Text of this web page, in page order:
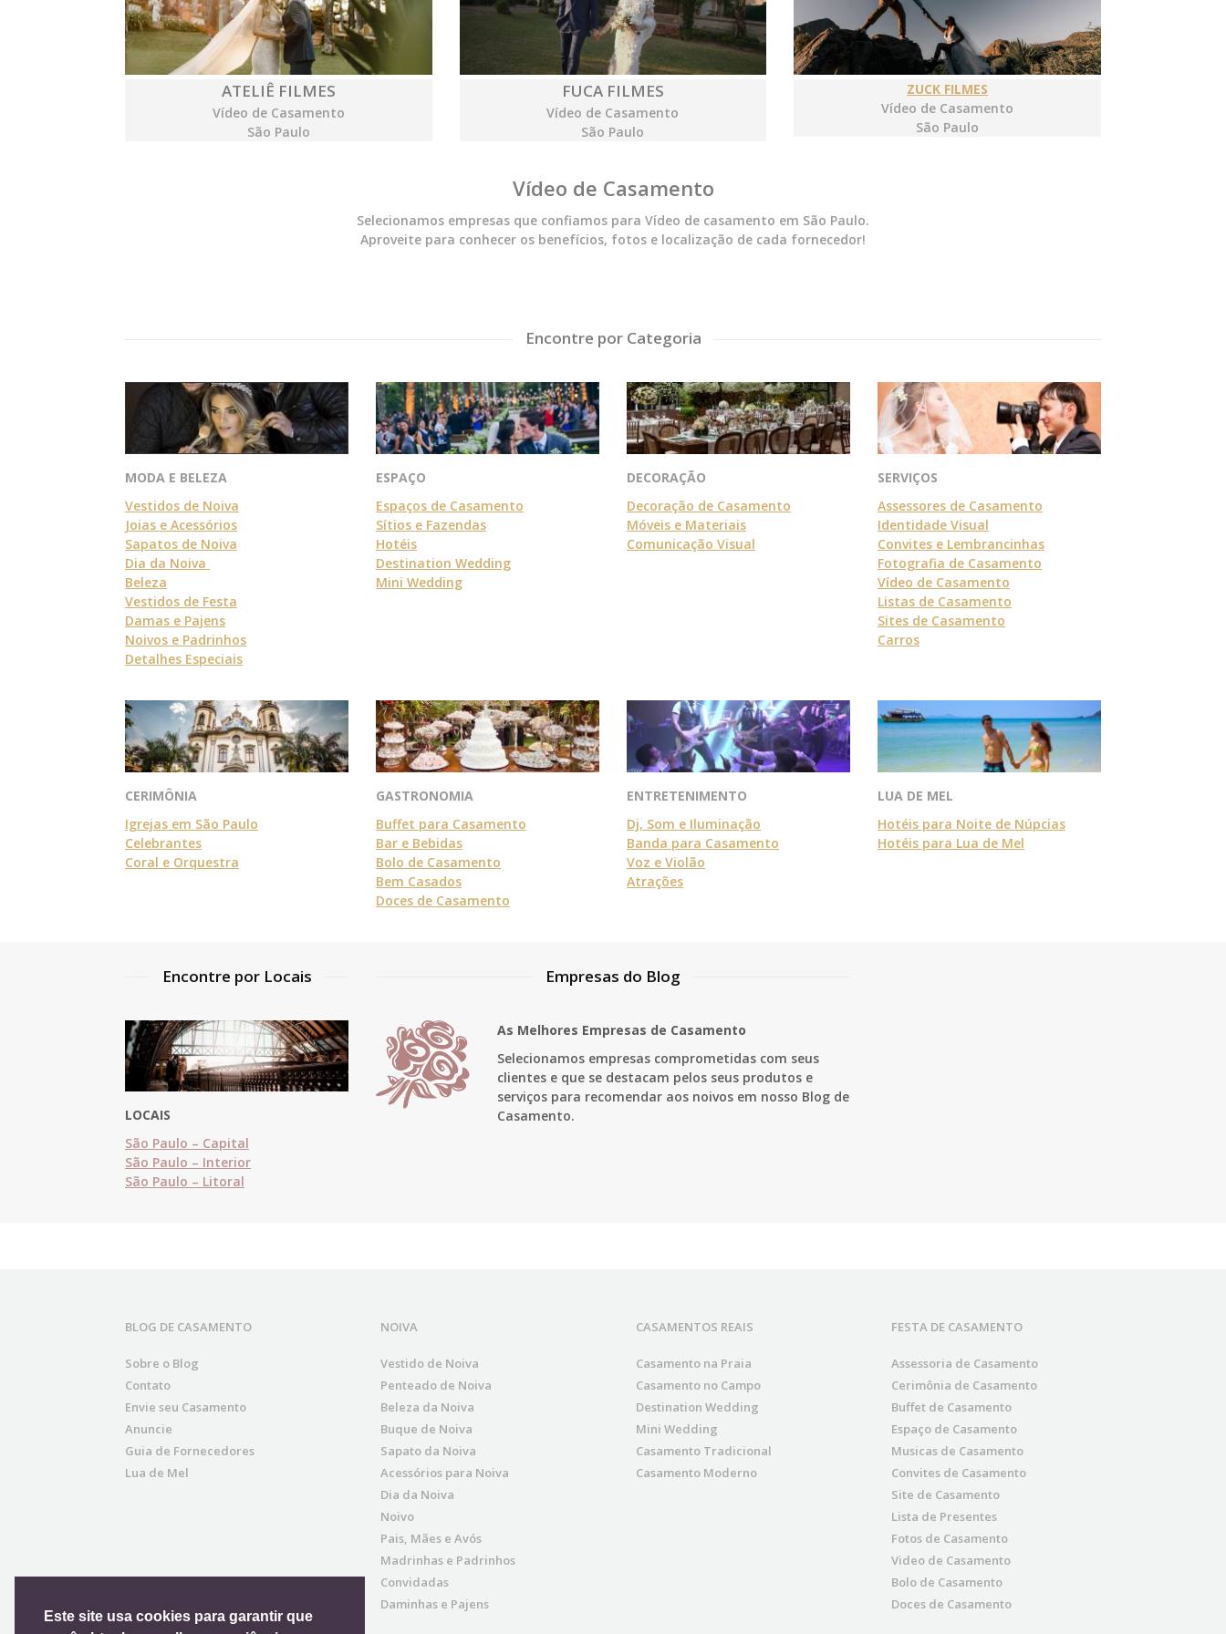
ATELIÊ FILMES
Vídeo de Casamento
São Paulo
FUCA FILMES
Vídeo de Casamento
São Paulo
ZUCK FILMES
Vídeo de Casamento
São Paulo
Vídeo de Casamento
Selecionamos empresas que confiamos para Vídeo de casamento em São Paulo.
Aproveite para conhecer os benefícios, fotos e localização de cada fornecedor!
Encontre por Categoria
MODA E BELEZA
Vestidos de Noiva
Joias e Acessórios
Sapatos de Noiva
Dia da Noiva
Beleza
Vestidos de Festa
Damas e Pajens
Noivos e Padrinhos
Detalhes Especiais
ESPAÇO
Espaços de Casamento
Sítios e Fazendas
Hotéis
Destination Wedding
Mini Wedding
DECORAÇÃO
Decoração de Casamento
Móveis e Materiais
Comunicação Visual
SERVIÇOS
Assessores de Casamento
Identidade Visual
Convites e Lembrancinhas
Fotografia de Casamento
Vídeo de Casamento
Listas de Casamento
Sites de Casamento
Carros
CERIMÔNIA
Igrejas em São Paulo
Celebrantes
Coral e Orquestra
GASTRONOMIA
Buffet para Casamento
Bar e Bebidas
Bolo de Casamento
Bem Casados
Doces de Casamento
ENTRETENIMENTO
Dj, Som e Iluminação
Banda para Casamento
Voz e Violão
Atrações
LUA DE MEL
Hotéis para Noite de Núpcias
Hotéis para Lua de Mel
Encontre por Locais
LOCAIS
São Paulo – Capital
São Paulo – Interior
São Paulo – Litoral
Empresas do Blog
As Melhores Empresas de Casamento
Selecionamos empresas comprometidas com seus
clientes e que se destacam pelos seus produtos e
serviços para recomendar aos noivos em nosso Blog de
Casamento.
BLOG DE CASAMENTO
Sobre o Blog
Contato
Envie seu Casamento
Anuncie
Guia de Fornecedores
Lua de Mel
NOIVA
Vestido de Noiva
Penteado de Noiva
Beleza da Noiva
Buque de Noiva
Sapato da Noiva
Acessórios para Noiva
Dia da Noiva
Noivo
Pais, Mães e Avós
Madrinhas e Padrinhos
Convidadas
Daminhas e Pajens
CASAMENTOS REAIS
Casamento na Praia
Casamento no Campo
Destination Wedding
Mini Wedding
Casamento Tradicional
Casamento Moderno
FESTA DE CASAMENTO
Assessoria de Casamento
Cerimônia de Casamento
Buffet de Casamento
Espaço de Casamento
Musicas de Casamento
Convites de Casamento
Site de Casamento
Lista de Presentes
Fotos de Casamento
Video de Casamento
Bolo de Casamento
Doces de Casamento
Este site usa cookies para garantir que